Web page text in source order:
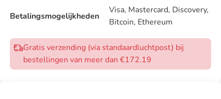
Betalingsmogelijkheden
Visa, Mastercard, Discovery,
Bitcoin, Ethereum
Gratis verzending (via standaardluchtpost) bij
bestellingen van meer dan €172.19